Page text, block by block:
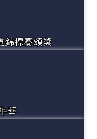
錦標賽頒獎
華